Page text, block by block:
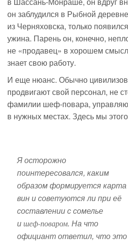
он заблудился в Рыбной
из Черняховска, только
ужина. Парень он, конечно,
не «продавец» в хорошем
знает свою работу.
И еще нюанс. Обычно
продвигают свой персонал, не
фамилии шеф-повара,
в нужных местах. Здесь мы
Я осторожно
поинтересовался, каким
образом формируется карта
вин и советуются ли при её
составлении с сомелье
и шеф-поваром. На что
официант ответил, что это